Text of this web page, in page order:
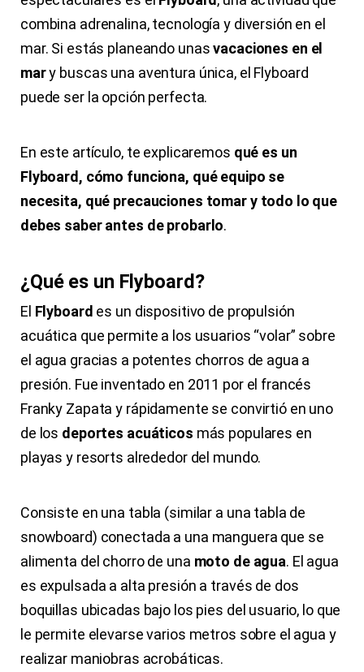
combina adrenalina, tecnología y diversión en el
mar. Si estás planeando unasvacaciones en el
mary buscas una aventura única, el Flyboard
puede ser la opción perfecta.
En este artículo, te explicaremos qué es un
Flyboard, cómo funciona, qué equipo se
necesita, qué precauciones tomar y todo lo que
debes saber antes de probarlo.
¿Qué es un Flyboard?
El Flyboard es un dispositivo de propulsión
acuática que permite a los usuarios “volar” sobre
el agua gracias a potentes chorros de agua a
presión. Fue inventado en 2011 por el francés
Franky Zapata y rápidamente se convirtió en uno
de los deportes acuáticos más populares en
playas y resorts alrededor del mundo.
Consiste en una tabla (similar a una tabla de
snowboard) conectada a una manguera que se
alimenta del chorro de una moto de agua. El agua
es expulsada a alta presión a través de dos
boquillas ubicadas bajo los pies del usuario, lo que
le permite elevarse varios metros sobre el agua y
realizar maniobras acrobáticas.